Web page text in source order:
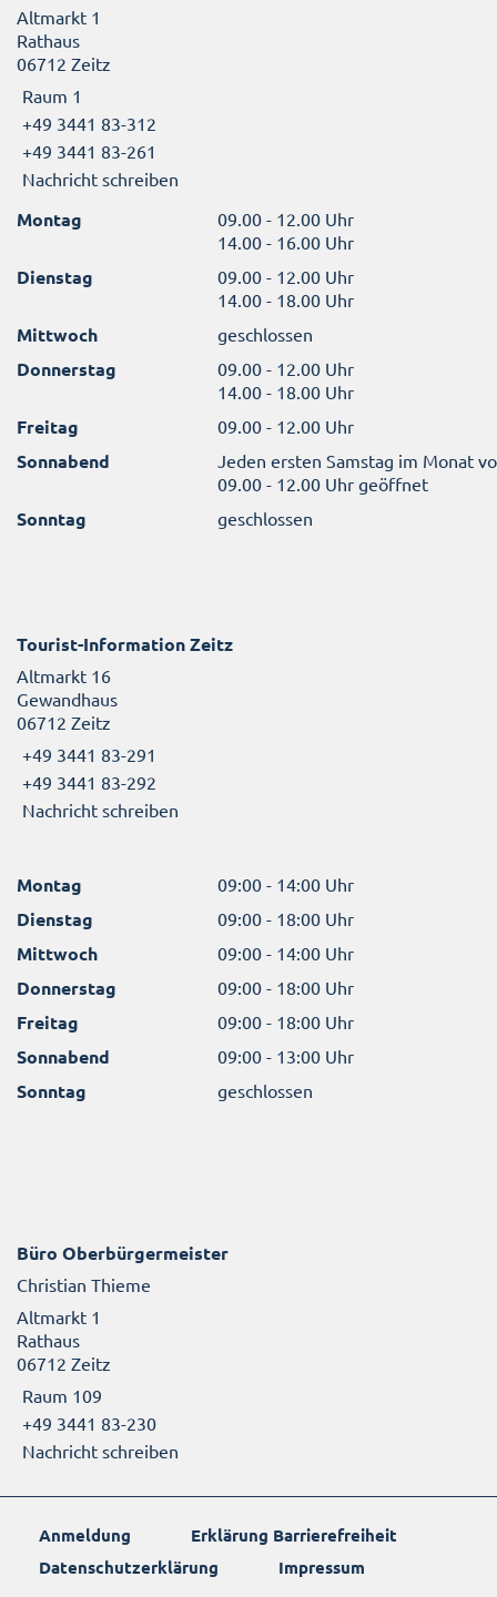
Altmarkt 1
Rathaus
06712 Zeitz
Raum 1
+49 3441 83-312
+49 3441 83-261
Nachricht schreiben
Montag
09.00 - 12.00 Uhr
14.00 - 16.00 Uhr
Dienstag
09.00 - 12.00 Uhr
14.00 - 18.00 Uhr
Mittwoch geschlossen
Donnerstag
09.00 - 12.00 Uhr
14.00 - 18.00 Uhr
Freitag 09.00 - 12.00 Uhr
Sonnabend
Jeden ersten Samstag im Monat
09.00 - 12.00 Uhr geöffnet
Sonntag geschlossen
Tourist-Information Zeitz
Altmarkt 16
Gewandhaus
06712 Zeitz
+49 3441 83-291
+49 3441 83-292
Nachricht schreiben
Montag 09:00 - 14:00 Uhr
Dienstag 09:00 - 18:00 Uhr
Mittwoch 09:00 - 14:00 Uhr
Donnerstag 09:00 - 18:00 Uhr
Freitag 09:00 - 18:00 Uhr
Sonnabend 09:00 - 13:00 Uhr
Sonntag geschlossen
Büro Oberbürgermeister
Christian Thieme
Altmarkt 1
Rathaus
06712 Zeitz
Raum 109
+49 3441 83-230
Nachricht schreiben
Anmeldung
Erklärung Barrierefreiheit
Datenschutzerklärung
Impressum